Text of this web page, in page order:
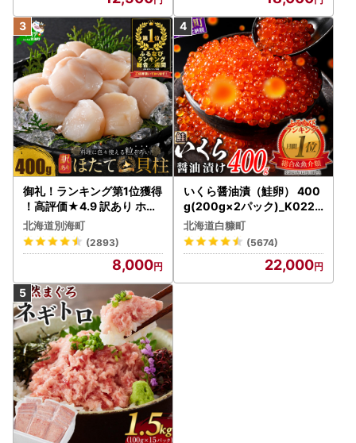
御礼！ランキング第1位獲得
！高評価★4.9 訳あり ホタ
テ 400g（ほたて 帆立 貝柱
冷凍 ）
北海道別海町
(2893)
8,000
いくら醤油漬（鮭卵） 400
g(200g×2パック)_K022-
1676
北海道白糠町
(5674)
22,000